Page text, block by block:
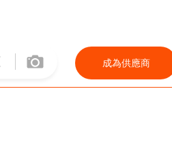
成為供應商